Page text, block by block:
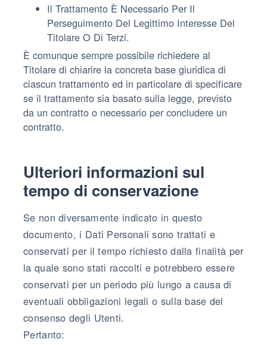
Il Trattamento È Necessario Per Il
Perseguimento Del Legittimo Interesse Del
Titolare O Di Terzi.
È comunque sempre possibile richiedere al
Titolare di chiarire la concreta base giuridica di
ciascun trattamento ed in particolare di specificare
se il trattamento sia basato sulla legge, previsto
da un contratto o necessario per concludere un
contratto.
Ulteriori informazioni sul
tempo di conservazione
Se non diversamente indicato in questo
documento, i Dati Personali sono trattati e
conservati per il tempo richiesto dalla finalità per
la quale sono stati raccolti e potrebbero essere
conservati per un periodo più lungo a causa di
eventuali obbligazioni legali o sulla base del
consenso degli Utenti.
Pertanto: